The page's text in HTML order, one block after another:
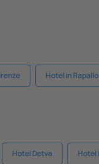
Hotel in Rapallo
Hotel Detva Hotel